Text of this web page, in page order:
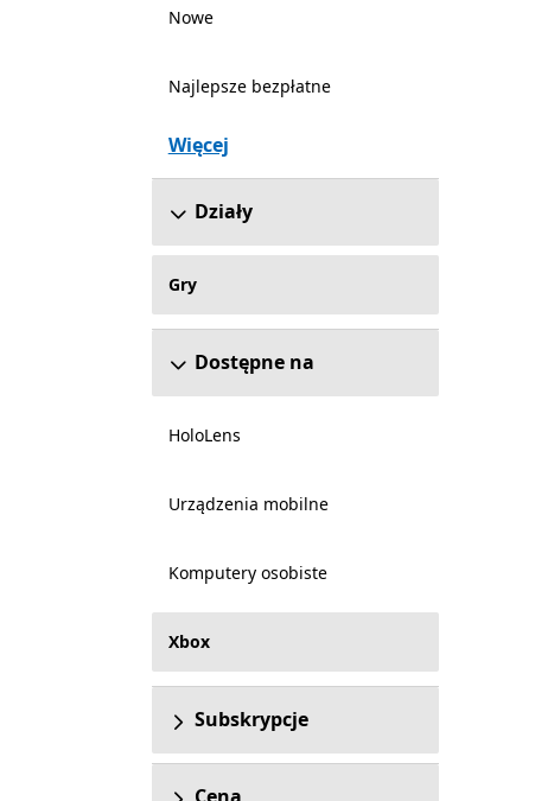
Nowe
Najlepsze bezpłatne
Więcej
Działy
Gry
Dostępne na
HoloLens
Urządzenia mobilne
Komputery osobiste
Xbox
Subskrypcje